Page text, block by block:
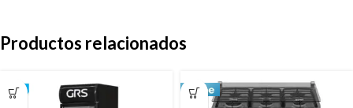
Productos relacionados